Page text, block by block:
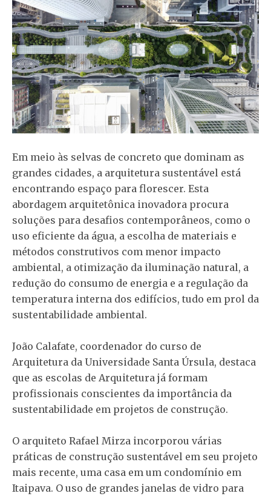
Em meio às selvas de concreto que dominam as
grandes cidades, a arquitetura sustentável está
encontrando espaço para florescer. Esta
abordagem arquitetônica inovadora procura
soluções para desafios contemporâneos, como o
uso eficiente da água, a escolha de materiais e
métodos construtivos com menor impacto
ambiental, a otimização da iluminação natural, a
redução do consumo de energia e a regulação da
temperatura interna dos edifícios, tudo em prol da
sustentabilidade ambiental.
João Calafate, coordenador do curso de
Arquitetura da Universidade Santa Úrsula, destaca
que as escolas de Arquitetura já formam
profissionais conscientes da importância da
sustentabilidade em projetos de construção.
O arquiteto Rafael Mirza incorporou várias
práticas de construção sustentável em seu projeto
mais recente, uma casa em um condomínio em
Itaipava. O uso de grandes janelas de vidro para